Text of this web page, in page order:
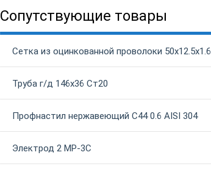
Сопутствующие товары
Сетка из оцинкованной проволоки 50х12.5х1.6
Труба г/д 146х36 Ст20
Профнастил нержавеющий С44 0.6 AISI 304
Электрод 2 МР-3С